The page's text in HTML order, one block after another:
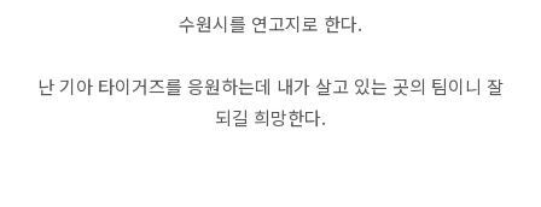
수원시를 연고지로 한다.
난 기아 타이거즈를 응원하는데 내가 살고 있는 곳의 팀이니 잘
되길 희망한다.